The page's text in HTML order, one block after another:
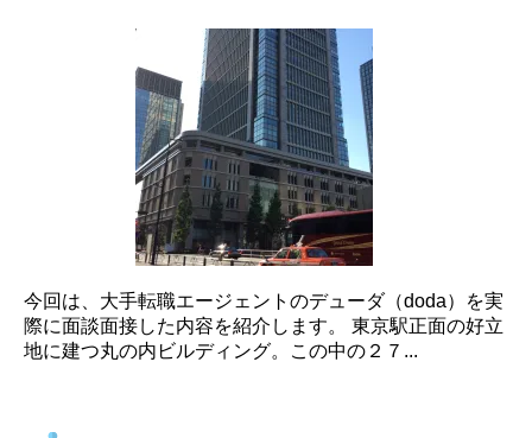
今回は、大手転職エージェントのデューダ（doda）を実
際に面談面接した内容を紹介します。 東京駅正面の好立
地に建つ丸の内ビルディング。この中の２７...